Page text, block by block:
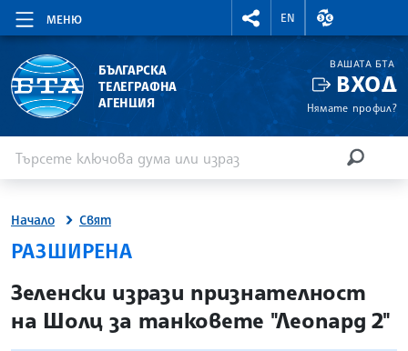
МЕНЮ
RIGHTMENU.SOCIAL
EN
ВАЛУТНИ
БЪЛГАРСКА
ТЕЛЕГРАФНА
АГЕНЦИЯ
ВАШАТА БТА
ВХОД
Нямате профил?
Начало Свят
РАЗШИРЕНА
site.bta
Зеленски изрази признателност
на Шолц за танковете "Леопард 2"